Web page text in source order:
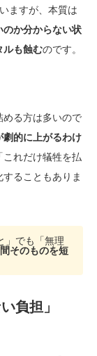
ますが、本質は
のか分からない状
ルも蝕むのです。
める方は多いので
劇的に上がるわけ
これだけ犠牲を払
ることもありま
」でも「無理
そのものを短
負担」